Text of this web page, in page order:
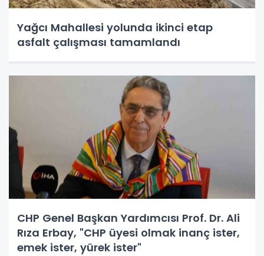
Yağcı Mahallesi yolunda ikinci etap
asfalt çalışması tamamlandı
CHP Genel Başkan Yardımcısı Prof. Dr. Ali
Rıza Erbay, "CHP üyesi olmak inanç ister,
emek ister, yürek ister"